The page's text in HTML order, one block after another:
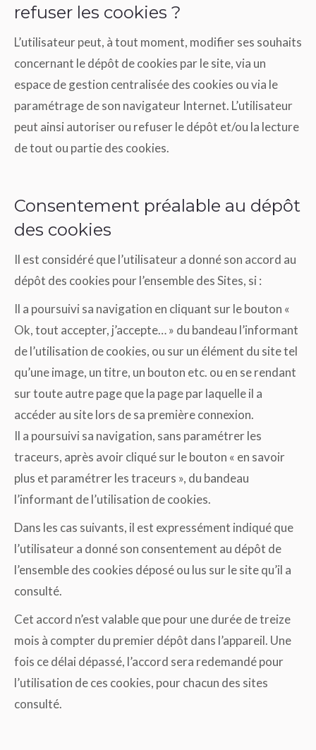
refuser les cookies ?
L’utilisateur peut, à tout moment, modifier ses souhaits
concernant le dépôt de cookies par le site, via un
espace de gestion centralisée des cookies ou via le
paramétrage de son navigateur Internet. L’utilisateur
peut ainsi autoriser ou refuser le dépôt et/ou la lecture
de tout ou partie des cookies.
Consentement préalable au dépôt
des cookies
Il est considéré que l’utilisateur a donné son accord au
dépôt des cookies pour l’ensemble des Sites, si :
Il a poursuivi sa navigation en cliquant sur le bouton «
Ok, tout accepter, j’accepte… » du bandeau l’informant
de l’utilisation de cookies, ou sur un élément du site tel
qu’une image, un titre, un bouton etc. ou en se rendant
sur toute autre page que la page par laquelle il a
accéder au site lors de sa première connexion.
Il a poursuivi sa navigation, sans paramétrer les
traceurs, après avoir cliqué sur le bouton « en savoir
plus et paramétrer les traceurs », du bandeau
l’informant de l’utilisation de cookies.
Dans les cas suivants, il est expressément indiqué que
l’utilisateur a donné son consentement au dépôt de
l’ensemble des cookies déposé ou lus sur le site qu’il a
consulté.
Cet accord n’est valable que pour une durée de treize
mois à compter du premier dépôt dans l’appareil. Une
fois ce délai dépassé, l’accord sera redemandé pour
l’utilisation de ces cookies, pour chacun des sites
consulté.